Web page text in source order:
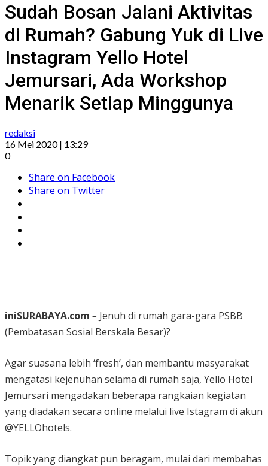
Sudah Bosan Jalani Aktivitas
di Rumah? Gabung Yuk di Live
Instagram Yello Hotel
Jemursari, Ada Workshop
Menarik Setiap Minggunya
redaksi
16 Mei 2020 | 13:29
0
Share on Facebook
Share on Twitter
iniSURABAYA.com – Jenuh di rumah gara-gara PSBB
(Pembatasan Sosial Berskala Besar)?
Agar suasana lebih ‘fresh’, dan membantu masyarakat
mengatasi kejenuhan selama di rumah saja, Yello Hotel
Jemursari mengadakan beberapa rangkaian kegiatan
yang diadakan secara online melalui live Istagram di akun
@YELLOhotels.
Topik yang diangkat pun beragam, mulai dari membahas